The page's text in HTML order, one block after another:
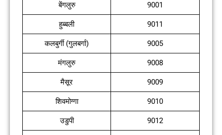
बेंगलुरु 9001
हुब्बली 9011
कलबुर्गी (गुलबर्गा) 9005
मंगलुरु 9008
मैसूर 9009
शिवमोग्गा 9010
उडुपी 9012